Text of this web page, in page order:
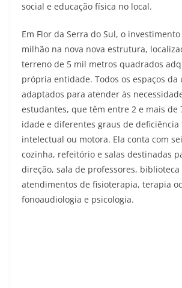
social e educação física no local.
Em Flor da Serra do Sul, o
milhão na nova nova estrutura,
terreno de 5 mil metros quadrados
própria entidade. Todos os espaços da
adaptados para atender às
estudantes, que têm entre 2 e mais de
idade e diferentes graus de deficiência
intelectual ou motora. Ela conta com
cozinha, refeitório e salas destinadas
direção, sala de professores, biblioteca
atendimentos de fisioterapia, terapia
fonoaudiologia e psicologia.